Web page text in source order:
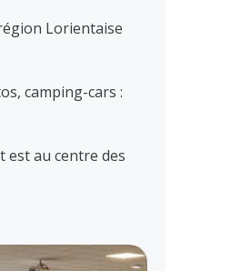
Lorientaise
camping-cars :
est au centre des